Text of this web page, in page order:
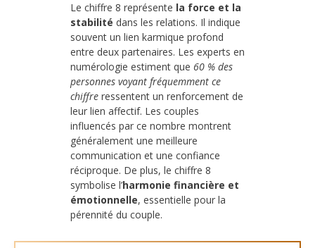
Le chiffre 8 représente la force et la
stabilité dans les relations. Il indique
souvent un lien karmique profond
entre deux partenaires. Les experts en
numérologie estiment que 60 % des
personnes voyant fréquemment ce
chiffre ressentent un renforcement de
leur lien affectif. Les couples
influencés par ce nombre montrent
généralement une meilleure
communication et une confiance
réciproque. De plus, le chiffre 8
symbolise l’harmonie financière et
émotionnelle, essentielle pour la
pérennité du couple.